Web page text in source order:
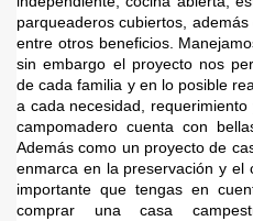
parqueaderos cubiertos,
entre otros beneficios.
sin embargo el proyecto nos
de cada familia y en lo posible
a cada necesidad, requerimiento
campomadero cuenta con
Además como un proyecto de
enmarca en la preservación y el
importante que tengas en
comprar una casa